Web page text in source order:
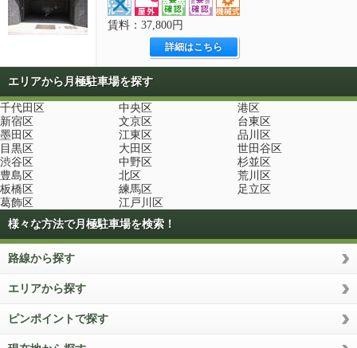
賃料：37,800円
詳細はこちら
エリアから月極駐車場を探す
千代田区 中央区
港区
新宿区
文京区
台東区
墨田区
江東区
品川区
目黒区
大田区
世田谷区
渋谷区
中野区
杉並区
豊島区
北区
荒川区
板橋区
練馬区
足立区
葛飾区
江戸川区
様々な方法で月極駐車場を検索！
路線から探す
エリアから探す
ピンポイントで探す